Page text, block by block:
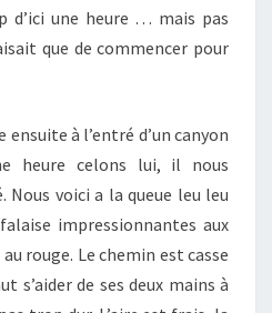
d’ici une heure … mais pas
que de commencer pour
à l’entré d’un canyon
heure celons lui, il nous
Nous voici a la queue leu leu
impressionnantes aux
rouge. Le chemin est casse
s’aider de ses deux mains à